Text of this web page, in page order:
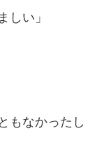
しい」
もなかったし